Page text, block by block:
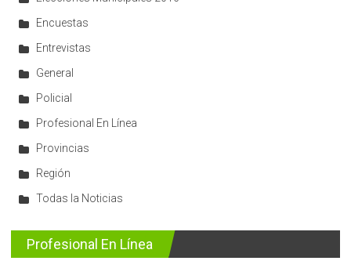
Encuestas
Entrevistas
General
Policial
Profesional En Línea
Provincias
Región
Todas la Noticias
Profesional En Línea